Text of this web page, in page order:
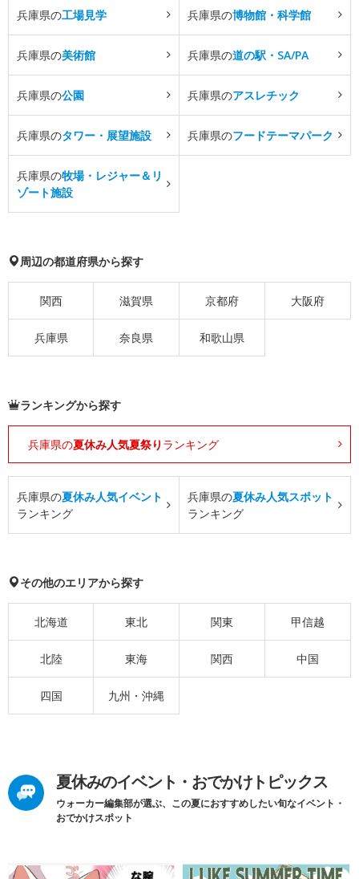
兵庫県の工場見学 兵庫県の博物館・科学館
兵庫県の美術館 兵庫県の道の駅・SA/PA
兵庫県の公園 兵庫県のアスレチック
兵庫県のタワー・展望施設 兵庫県のフードテーマパーク
兵庫県の牧場・レジャー＆リ
ゾート施設
周辺の都道府県から探す
関西 滋賀県 京都府 大阪府
兵庫県 奈良県 和歌山県
ランキングから探す
兵庫県の夏休み人気夏祭り ランキング
兵庫県の夏休み人気イベント
ランキング
兵庫県の夏休み人気スポット
ランキング
その他のエリアから探す
北海道 東北 関東 甲信越
北陸 東海 関西 中国
四国 九州・沖縄
夏休みのイベント・おでかけトピックス
ウォーカー編集部が選ぶ、この夏におすすめしたい旬なイベント・
おでかけスポット